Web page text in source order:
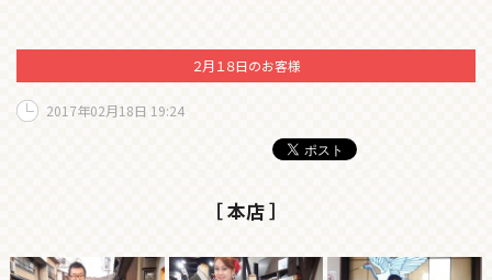
２月１８日のお客様
2017年02月18日 19:24
［ 本店 ］